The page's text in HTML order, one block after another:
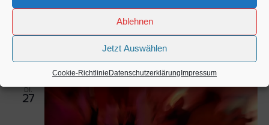
Ablehnen
Jetzt Auswählen
Cookie-RichtlinieDatenschutzerklärungImpressum
Sängerschaft SchwabenAm Kriegsbergturm 37, Stuttgart,
DI.
27